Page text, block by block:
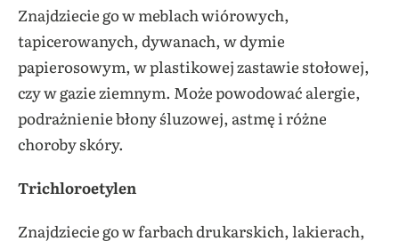
Znajdziecie go w meblach wiórowych,
tapicerowanych, dywanach, w dymie
papierosowym, w plastikowej zastawie stołowej,
czy w gazie ziemnym. Może powodować alergie,
podrażnienie błony śluzowej, astmę i różne
choroby skóry.
Trichloroetylen
Znajdziecie go w farbach drukarskich, lakierach,